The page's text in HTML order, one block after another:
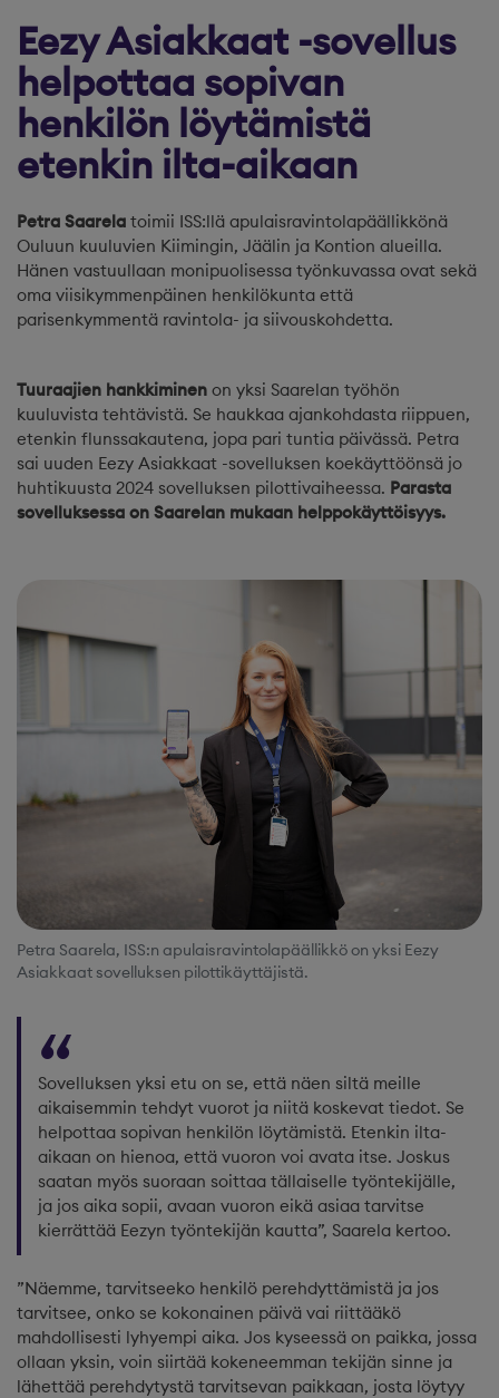
Eezy Asiakkaat -sovellus
helpottaa sopivan
henkilön löytämistä
etenkin ilta-aikaan
Petra Saarela toimii ISS:llä apulaisravintolapäällikkönä
Ouluun kuuluvien Kiimingin, Jäälin ja Kontion alueilla.
Hänen vastuullaan monipuolisessa työnkuvassa ovat sekä
oma viisikymmenpäinen henkilökunta että
parisenkymmentä ravintola- ja siivouskohdetta.
Tuuraajien hankkiminen on yksi Saarelan työhön
kuuluvista tehtävistä. Se haukkaa ajankohdasta riippuen,
etenkin flunssakautena, jopa pari tuntia päivässä. Petra
sai uuden Eezy Asiakkaat -sovelluksen koekäyttöönsä jo
huhtikuusta 2024 sovelluksen pilottivaiheessa. Parasta
sovelluksessa on Saarelan mukaan helppokäyttöisyys.
Petra Saarela, ISS:n apulaisravintolapäällikkö on yksi Eezy
Asiakkaat sovelluksen pilottikäyttäjistä.
Sovelluksen yksi etu on se, että näen siltä meille
aikaisemmin tehdyt vuorot ja niitä koskevat tiedot. Se
helpottaa sopivan henkilön löytämistä. Etenkin ilta-
aikaan on hienoa, että vuoron voi avata itse. Joskus
saatan myös suoraan soittaa tällaiselle työntekijälle,
ja jos aika sopii, avaan vuoron eikä asiaa tarvitse
kierrättää Eezyn työntekijän kautta”, Saarela kertoo.
”Näemme, tarvitseeko henkilö perehdyttämistä ja jos
tarvitsee, onko se kokonainen päivä vai riittääkö
mahdollisesti lyhyempi aika. Jos kyseessä on paikka, jossa
ollaan yksin, voin siirtää kokeneemman tekijän sinne ja
lähettää perehdytystä tarvitsevan paikkaan, josta löytyy